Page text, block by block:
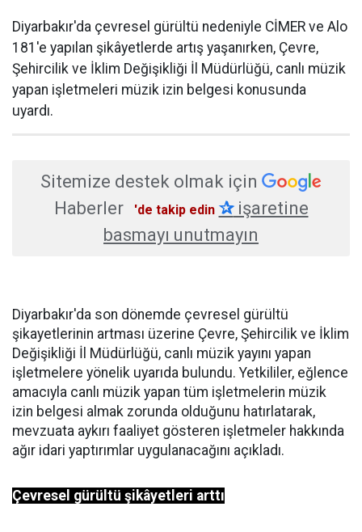
Diyarbakır'da çevresel gürültü nedeniyle CİMER ve Alo
181'e yapılan şikâyetlerde artış yaşanırken, Çevre,
Şehircilik ve İklim Değişikliği İl Müdürlüğü, canlı müzik
yapan işletmeleri müzik izin belgesi konusunda
uyardı.
Sitemize destek olmak için
Haberler
'de takip edin ✰işaretine
basmayı unutmayın
Diyarbakır'da son dönemde çevresel gürültü
şikayetlerinin artması üzerine Çevre, Şehircilik ve İklim
Değişikliği İl Müdürlüğü, canlı müzik yayını yapan
işletmelere yönelik uyarıda bulundu. Yetkililer, eğlence
amacıyla canlı müzik yapan tüm işletmelerin müzik
izin belgesi almak zorunda olduğunu hatırlatarak,
mevzuata aykırı faaliyet gösteren işletmeler hakkında
ağır idari yaptırımlar uygulanacağını açıkladı.
Çevresel gürültü şikâyetleri arttı